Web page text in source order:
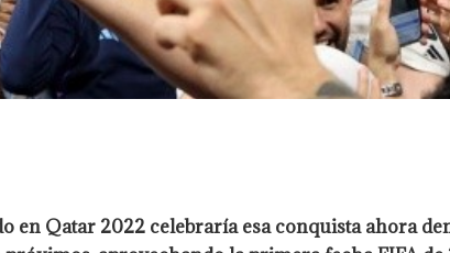
Qatar 2022 celebraría esa conquista ahora